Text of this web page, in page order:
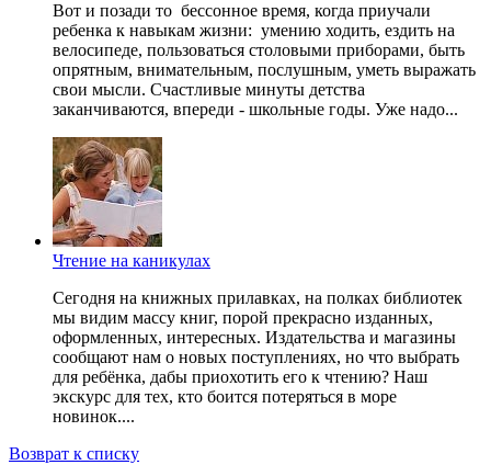
Вот и позади то бессонное время, когда приучали
ребенка к навыкам жизни: умению ходить, ездить на
велосипеде, пользоваться столовыми приборами, быть
опрятным, внимательным, послушным, уметь выражать
свои мысли. Счастливые минуты детства
заканчиваются, впереди - школьные годы. Уже надо...
Чтение на каникулах
Сегодня на книжных прилавках, на полках библиотек
мы видим массу книг, порой прекрасно изданных,
оформленных, интересных. Издательства и магазины
сообщают нам о новых поступлениях, но что выбрать
для ребёнка, дабы приохотить его к чтению? Наш
экскурс для тех, кто боится потеряться в море
новинок....
Возврат к списку